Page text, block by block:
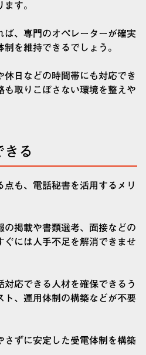
す。
ば、専門のオペレーターが確実
を維持できるでしょう。
休日などの時間帯にも対応でき
も取りこぼさない環境を整えや
きる
点も、電話秘書を活用するメリ
の掲載や書類選考、面接などの
ぐには人手不足を解消できませ
応できる人材を確保できるう
ト、運用体制の構築などが不要
さずに安定した受電体制を構築